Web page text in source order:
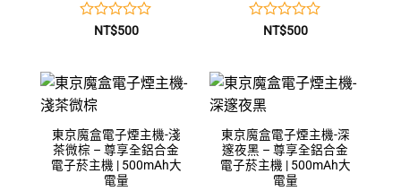
滿
分
5
NT$500
滿
分
5
NT$500
東京魔盒電子煙主機-淺
茶微棕 – 尊享全鋁合金
電子菸主機 | 500mAh大
電量
東京魔盒電子煙主機-深
邃夜黑 – 尊享全鋁合金
電子菸主機 | 500mAh大
電量